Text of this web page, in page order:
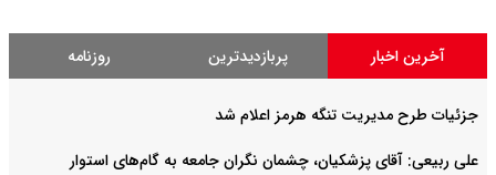
آخرین اخبار پربازدیدترین روزنامه
جزئیات طرح مدیریت تنگه هرمز اعلام شد
علی ربیعی: آقای پزشکیان، چشمان نگران جامعه به گام‌های استوار